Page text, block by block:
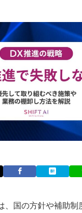
、国の方針や補助制